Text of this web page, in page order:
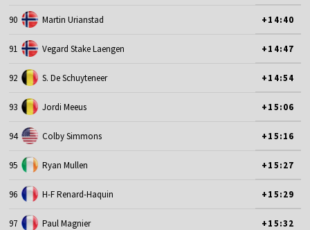
90 Martin Urianstad +14:40
91 Vegard Stake Laengen +14:47
92 S. De Schuyteneer +14:54
93 Jordi Meeus +15:06
94 Colby Simmons +15:16
95 Ryan Mullen +15:27
96 H-F Renard-Haquin +15:29
97 Paul Magnier +15:32